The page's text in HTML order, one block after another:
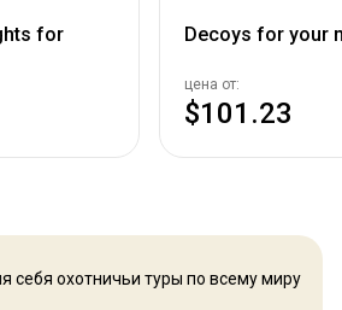
for
Decoys for your
цена от:
$101.23
себя охотничьи туры по всему миру